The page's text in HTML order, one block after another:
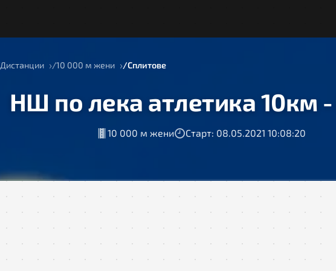
Дистанции 10 000 м жени Сплитове
НШ по лека атлетика 10км
10 000 м жени Старт: 08.05.2021 10:08:20